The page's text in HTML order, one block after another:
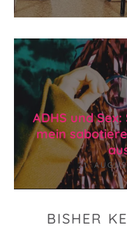
ADHS und
mein
21.
BISHER